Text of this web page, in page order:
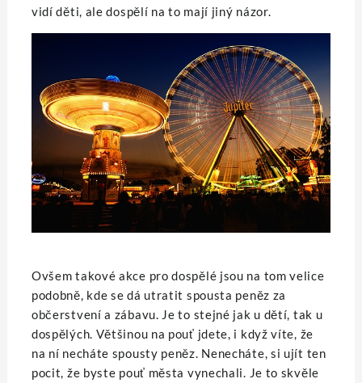
vidí děti, ale dospělí na to mají jiný názor.
Ovšem takové akce pro dospělé jsou na tom velice
podobně, kde se dá utratit spousta peněz za
občerstvení a zábavu. Je to stejné jak u dětí, tak u
dospělých. Většinou na pouť jdete, i když víte, že
na ní necháte spousty peněz. Nenecháte, si ujít ten
pocit, že byste pouť města vynechali. Je to skvěle